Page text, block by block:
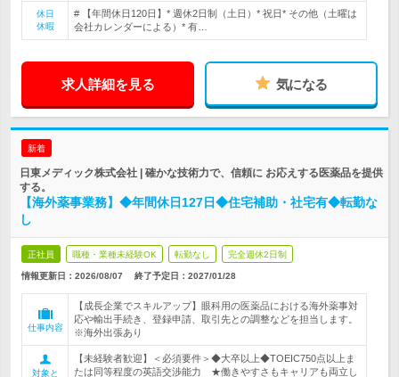
休日
休暇
# 【年間休日120日】* 週休2日制（土日）* 祝日* その他（土曜は
会社カレンダーによる）* 有…
求人詳細を見る 気になる
新着
日東メディック株式会社 | 確かな技術力で、信頼に お応えする医薬品を提供
する。
【海外薬事業務】◆年間休日127日◆住宅補助・社宅有◆転勤な
し
正社員 職種・業種未経験OK 転勤なし 完全週休2日制
情報更新日：2026/08/07 終了予定日： 2027/01/28
仕事内容
【成長企業でスキルアップ】眼科用の医薬品における海外薬事対
応や輸出手続き、登録申請、取引先との調整などを担当します。
※海外出張あり
対象と
【未経験者歓迎】＜必須要件＞◆大卒以上◆TOEIC750点以上ま
たは同等程度の英語交渉能力 ★働きやすさもキャリアも両立し